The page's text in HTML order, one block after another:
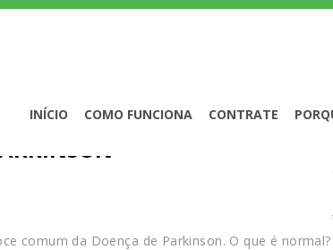
INÍCIO COMO FUNCIONA CONTRATE
comum da Doença de Parkinson. O que é